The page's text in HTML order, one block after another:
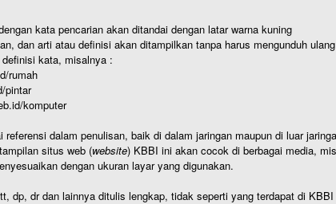
kata pencarian akan ditandai dengan latar warna kuning
dan arti atau definisi akan ditampilkan tanpa harus mengunduh
kata, misalnya :
rumah
pintar
komputer
dalam penulisan, baik di dalam jaringan maupun di luar
situs web (website) KBBI ini akan cocok di berbagai media,
dengan ukuran layar yang digunakan.
dp, dr dan lainnya ditulis lengkap, tidak seperti yang terdapat di